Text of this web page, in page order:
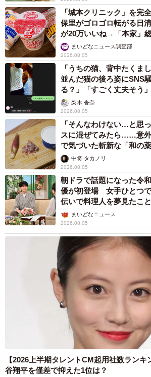
「城本クリニック」を
保里がゴロゴロ転がる日
が20万いいね→「本家」
いいねまいどなニュース調査部
2026.08.05
「うちの猫、背中たくま
並んだ猫の後ろ姿にSNS
る？」「すごく丈夫そう
梨木 香奈
2026.08.05
「そんなわけない…と思
スに混ぜてみたら……意
で気づいた斬新な「和の
中将 タカノリ
2026.08.05
朝ドラで話題になった令
優が初登場 女手ひとつ
伝いで料理人を夢見たこ
まいどなニュース
2026.08.05
【2026上半期タレントCM起用社数ラン
谷翔平を僅差で抑えた1位は？